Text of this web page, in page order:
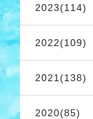
2023(114)
2022(109)
2021(138)
2020(85)